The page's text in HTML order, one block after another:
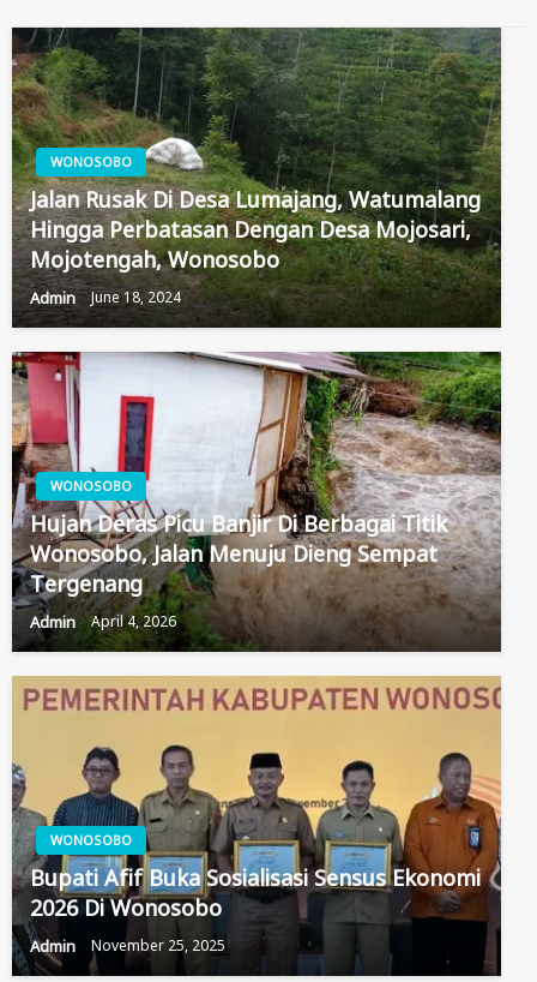
WONOSOBO
Jalan Rusak Di Desa Lumajang, Watumalang
Hingga Perbatasan Dengan Desa Mojosari,
Mojotengah, Wonosobo
Admin June 18, 2024
WONOSOBO
Hujan Deras Picu Banjir Di Berbagai Titik
Wonosobo, Jalan Menuju Dieng Sempat
Tergenang
Admin April 4, 2026
WONOSOBO
Bupati Afif Buka Sosialisasi Sensus Ekonomi
2026 Di Wonosobo
Admin November 25, 2025